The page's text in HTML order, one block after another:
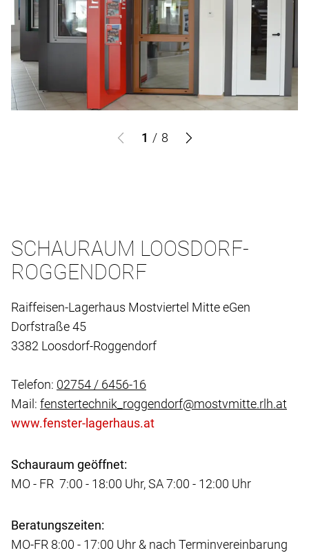
1 / 8
SCHAURAUM LOOSDORF-
ROGGENDORF
Raiffeisen-Lagerhaus Mostviertel Mitte eGen
Dorfstraße 45
3382 Loosdorf-Roggendorf
Telefon: 02754 / 6456-16
Mail: fenstertechnik_roggendorf@mostvmitte.rlh.at
Schauraum geöffnet:
MO - FR 7:00 - 18:00 Uhr, SA 7:00 - 12:00 Uhr
Beratungszeiten:
MO-FR 8:00 - 17:00 Uhr & nach Terminvereinbarung